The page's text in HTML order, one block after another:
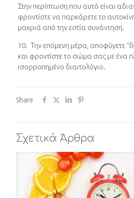
Στην περίπτωση που αυτό είναι
φροντίστε να παρκάρετε το
μακριά από την εστία συνάντηση.
10. Την επόμενη μέρα, αποφύγετε
και φροντίστε το σώμα σας με ένα
ισορροπημένο διαιτολόγιο.
Share
Σχετικά Άρθρα